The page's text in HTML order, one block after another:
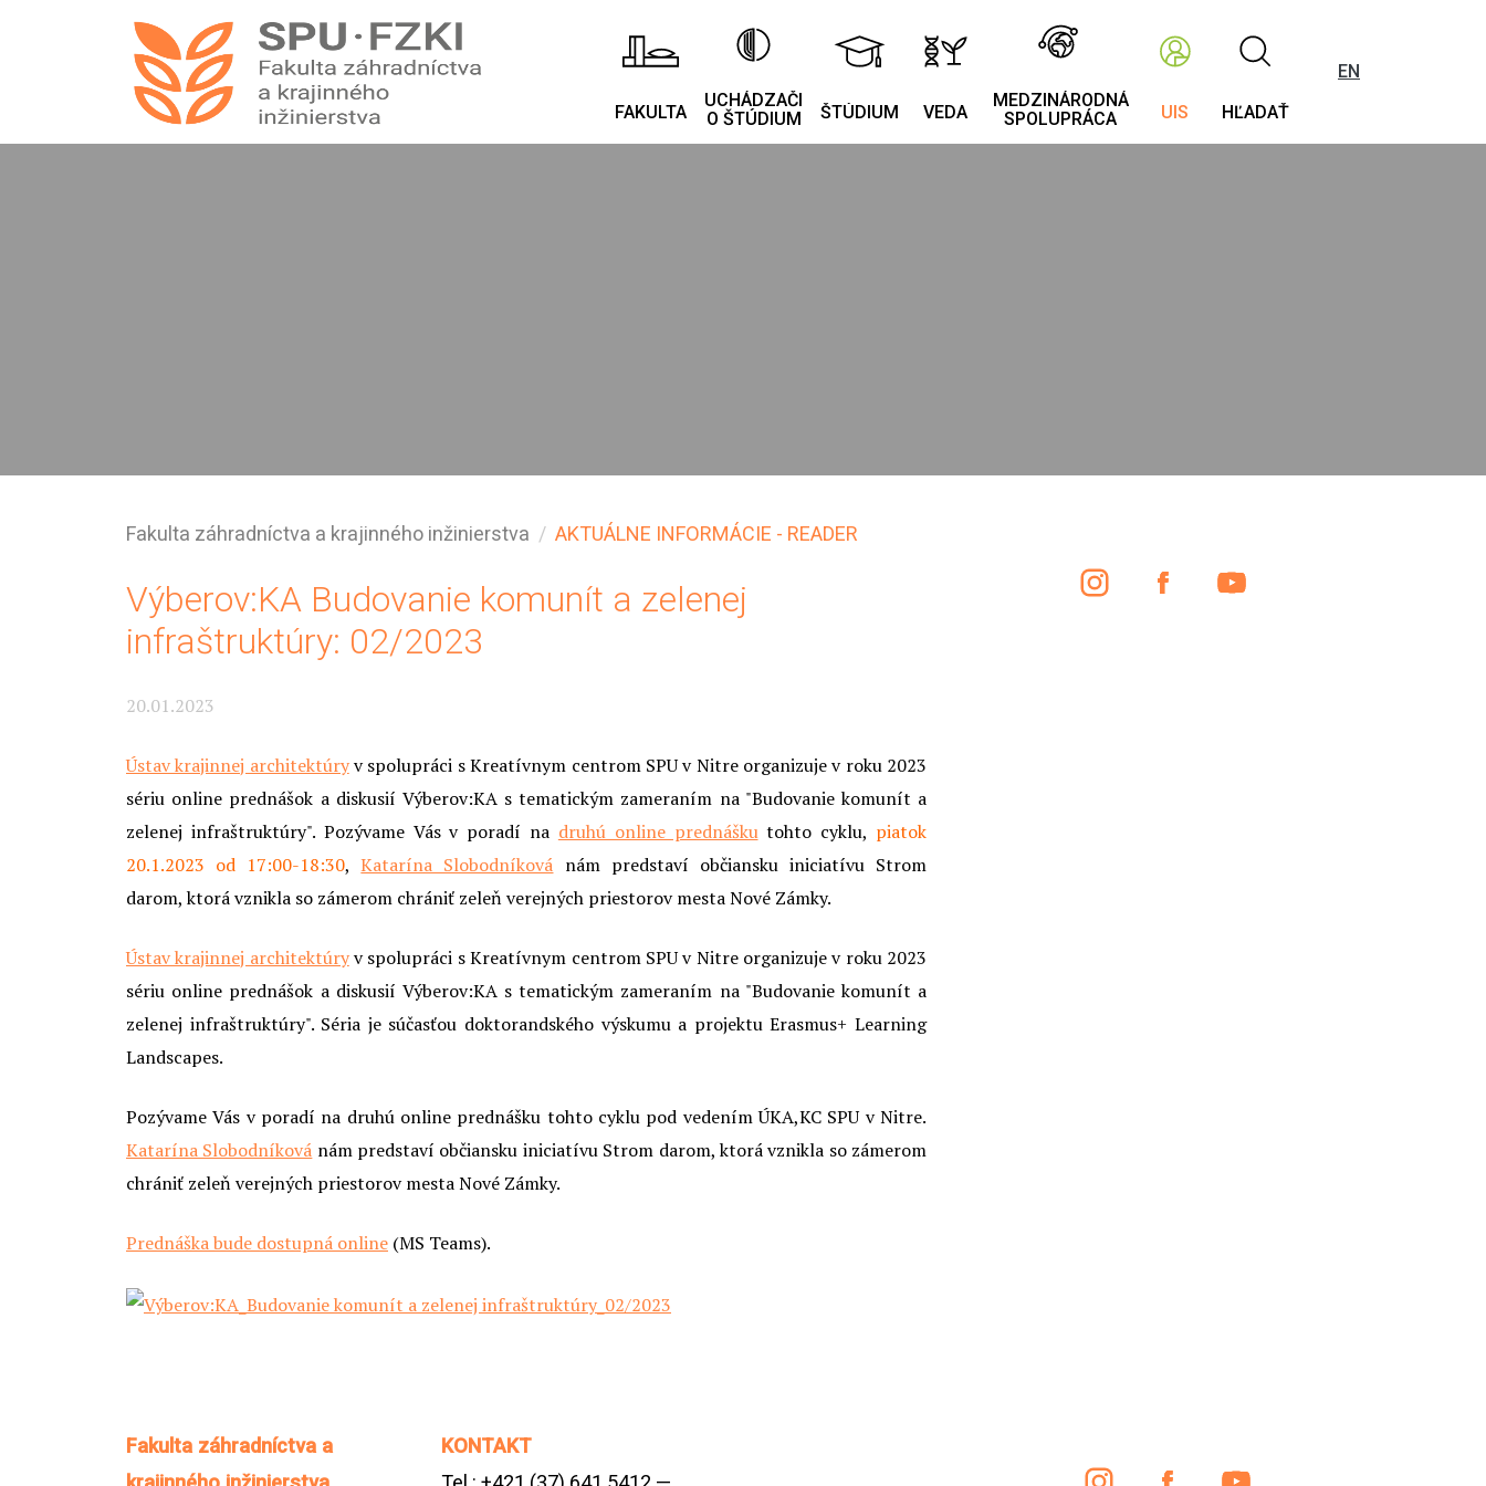
FAKULTA
UCHÁDZAČI
O ŠTÚDIUM
ŠTÚDIUM VEDA
MEDZINÁRODNÁ
SPOLUPRÁCA
UIS HĽADAŤ
EN
Fakulta záhradníctva a krajinného inžinierstva AKTUÁLNE INFORMÁCIE - READER
Výberov:KA Budovanie komunít a zelenej
infraštruktúry: 02/2023
20.01.2023
Ústav krajinnej architektúryv spolupráci s Kreatívnym centrom SPU v Nitre organizuje v roku 2023
sériu online prednášok a diskusií Výberov:KA s tematickým zameraním na "Budovanie komunít a
zelenej infraštruktúry". Pozývame Vás v poradí na druhú online prednáškutohto cyklu, piatok
20.1.2023 od 17:00-18:30,Katarína Slobodníková nám predstaví občiansku iniciatívu Strom
darom, ktorá vznikla so zámerom chrániť zeleň verejných priestorov mesta Nové Zámky.
Ústav krajinnej architektúryv spolupráci s Kreatívnym centrom SPU v Nitre organizuje v roku 2023
sériu online prednášok a diskusií Výberov:KA s tematickým zameraním na "Budovanie komunít a
zelenej infraštruktúry". Séria je súčasťou doktorandského výskumu a projektu Erasmus+ Learning
Landscapes.
Pozývame Vás v poradí na druhú online prednášku tohto cyklu pod vedením ÚKA,KC SPU v Nitre.
Katarína Slobodníková nám predstaví občiansku iniciatívu Strom darom, ktorá vznikla so zámerom
chrániť zeleň verejných priestorov mesta Nové Zámky.
Prednáška bude dostupná online (MS Teams).
Fakulta záhradníctva a
KONTAKT